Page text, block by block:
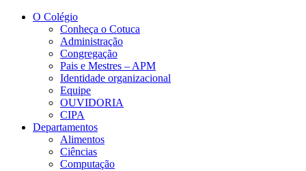
Conteúdo principal
O Colégio
Conheça o Cotuca
Administração
Congregação
Pais e Mestres – APM
Identidade organizacional
Equipe
OUVIDORIA
CIPA
Departamentos
Alimentos
Ciências
Computação